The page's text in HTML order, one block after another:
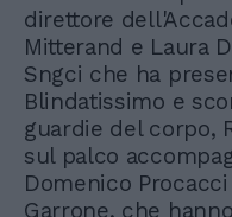
direttore
Mitterand e Laura
Sngci che ha
Blindatissimo e
guardie del corpo,
sul palco
Domenico
Garrone, che